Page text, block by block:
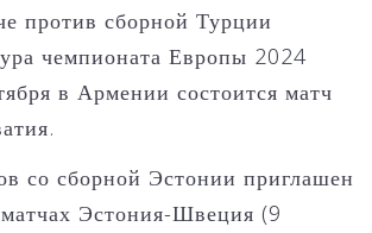
против сборной Турции
чемпионата Европы 2024
в Армении состоится матч
со сборной Эстонии приглашен
Эстония-Швеция (9